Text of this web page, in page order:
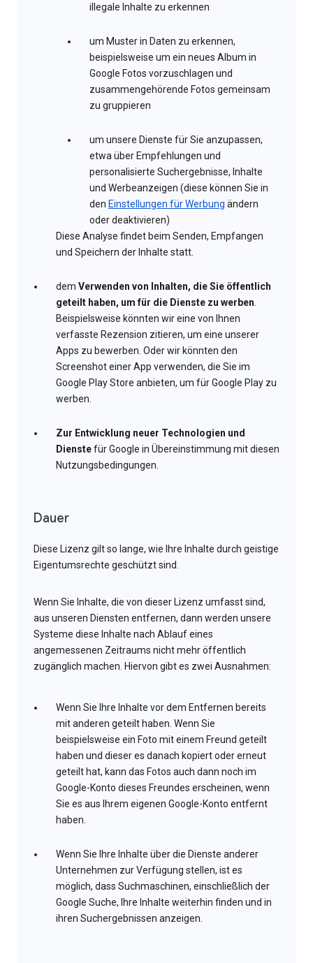
illegale Inhalte zu erkennen
um Muster in Daten zu erkennen,
beispielsweise um ein neues Album in
Google Fotos vorzuschlagen und
zusammengehörende Fotos gemeinsam
zu gruppieren
um unsere Dienste für Sie anzupassen,
etwa über Empfehlungen und
personalisierte Suchergebnisse, Inhalte
und Werbeanzeigen (diese können Sie in
den Einstellungen für Werbung ändern
oder deaktivieren)
Diese Analyse findet beim Senden, Empfangen
und Speichern der Inhalte statt.
dem Verwenden von Inhalten, die Sie öffentlich
geteilt haben, um für die Dienste zu werben.
Beispielsweise könnten wir eine von Ihnen
verfasste Rezension zitieren, um eine unserer
Apps zu bewerben. Oder wir könnten den
Screenshot einer App verwenden, die Sie im
Google Play Store anbieten, um für Google Play zu
werben.
Zur Entwicklung neuer Technologien und
Dienstefür Google in Übereinstimmung mit diesen
Nutzungsbedingungen.
Dauer
Diese Lizenz gilt so lange, wie Ihre Inhalte durch geistige
Eigentumsrechte geschützt sind.
Wenn Sie Inhalte, die von dieser Lizenz umfasst sind,
aus unseren Diensten entfernen, dann werden unsere
Systeme diese Inhalte nach Ablauf eines
angemessenen Zeitraums nicht mehr öffentlich
zugänglich machen. Hiervon gibt es zwei Ausnahmen:
Wenn Sie Ihre Inhalte vor dem Entfernen bereits
mit anderen geteilt haben. Wenn Sie
beispielsweise ein Foto mit einem Freund geteilt
haben und dieser es danach kopiert oder erneut
geteilt hat, kann das Fotos auch dann noch im
Google-Konto dieses Freundes erscheinen, wenn
Sie es aus Ihrem eigenen Google-Konto entfernt
haben.
Wenn Sie Ihre Inhalte über die Dienste anderer
Unternehmen zur Verfügung stellen, ist es
möglich, dass Suchmaschinen, einschließlich der
Google Suche, Ihre Inhalte weiterhin finden und in
ihren Suchergebnissen anzeigen.